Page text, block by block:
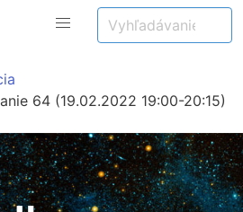
64 (19.02.2022 19:00-20:15)